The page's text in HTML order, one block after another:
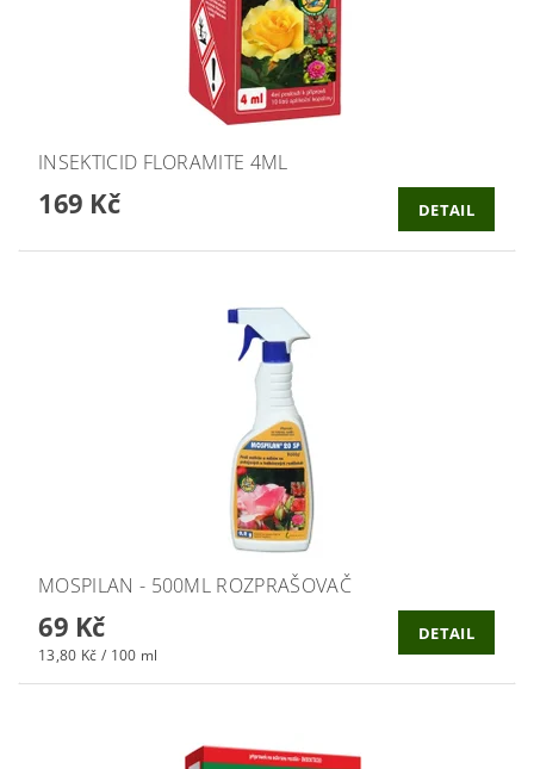
INSEKTICID FLORAMITE 4ML
169 Kč DETAIL
MOSPILAN - 500ML ROZPRAŠOVAČ
69 Kč
13,80 Kč / 100 ml
DETAIL